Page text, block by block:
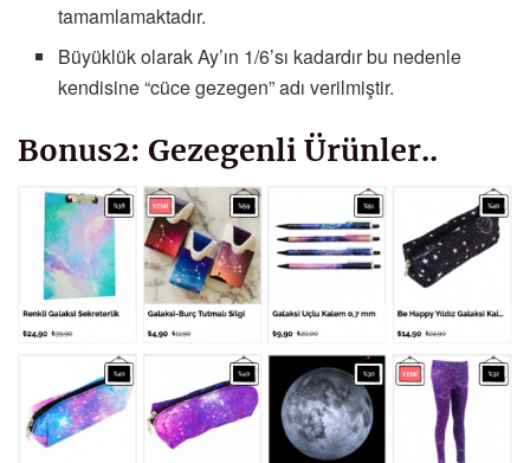
tamamlamaktadır.
Büyüklük olarak Ay’ın 1/6’sı kadardır bu nedenle
kendisine “cüce gezegen” adı verilmiştir.
Bonus2: Gezegenli Ürünler..